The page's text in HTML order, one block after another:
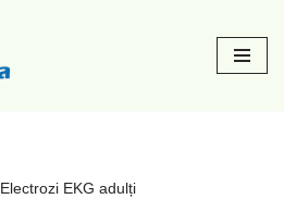
Electrozi EKG adulți